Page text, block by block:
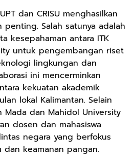
dan CRISU menghasilkan
penting. Salah satunya adalah
kesepahaman antara ITK
untuk pengembangan riset
lingkungan dan
ini mencerminkan
kekuatan akademik
lokal Kalimantan. Selain
Mada dan Mahidol University
dosen dan mahasiswa
negara yang berfokus
keamanan pangan.